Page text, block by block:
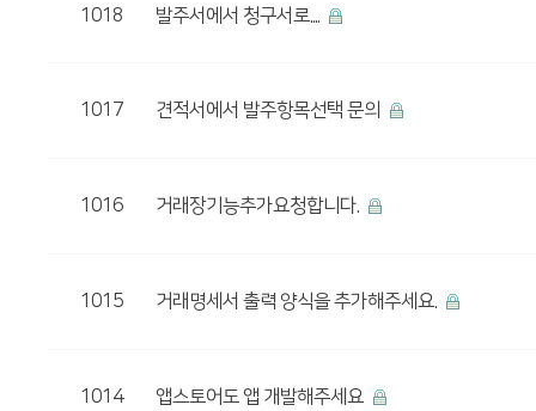
1018 발주서에서 청구서로....
1017 견적서에서 발주항목선택 문의
1016 거래장기능추가요청합니다.
1015 거래명세서 출력 양식을 추가해주세요.
1014 앱스토어도 앱 개발해주세요